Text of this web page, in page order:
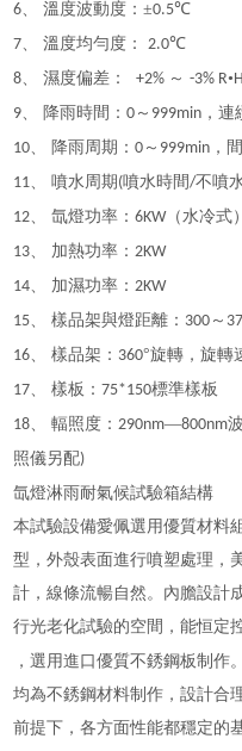
6、 溫度波動度：±0.5℃
7、 溫度均勻度：2.0℃
8、 濕度偏差：+2% ～-3% R•H
9、 降雨時間：0 ～ 999min ，
10、 降雨周期：0 ～ 999min ，
11、 噴水周期 (噴水時間/不噴
12、 氙燈功率：6KW（水冷式）
13、 加熱功率：2KW
14、 加濕功率：2KW
15、 樣品架與燈距離： 300 ～
16、 樣品架： 360°旋轉，旋轉
17、 樣板：75*150標準樣板
18、 輻照度：290nm—800nm
照儀另配)
氙燈淋雨耐氣候試驗箱結構
本試驗設備愛佩選用優質材料
型，外殼表面進行噴塑處理，
計，線條流暢自然。內膽設計
行光老化試驗的空間，能恒定
，選用進口優質不銹鋼板制作
均為不銹鋼材料制作，設計合
前提下，各方面性能都穩定的